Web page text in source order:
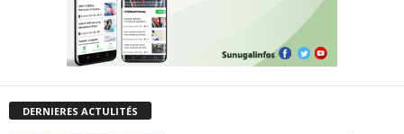
DERNIERES ACTULITÉS